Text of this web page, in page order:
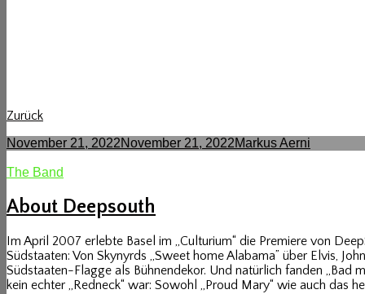
Zurück
Posted-
November 21, 2022November 21, 2022By
Byline
Markus Aerni
Cat
The Band
About Deepsouth
Im April 2007 erlebte Basel im „Culturium“ die Premiere von
Südstaaten: Von Skynyrds „Sweet home Alabama” über Elvis,
Südstaaten-Flagge als Bühnendekor. Und natürlich fanden „Bad
kein echter „Redneck“ war: Sowohl „Proud Mary“ wie auch das